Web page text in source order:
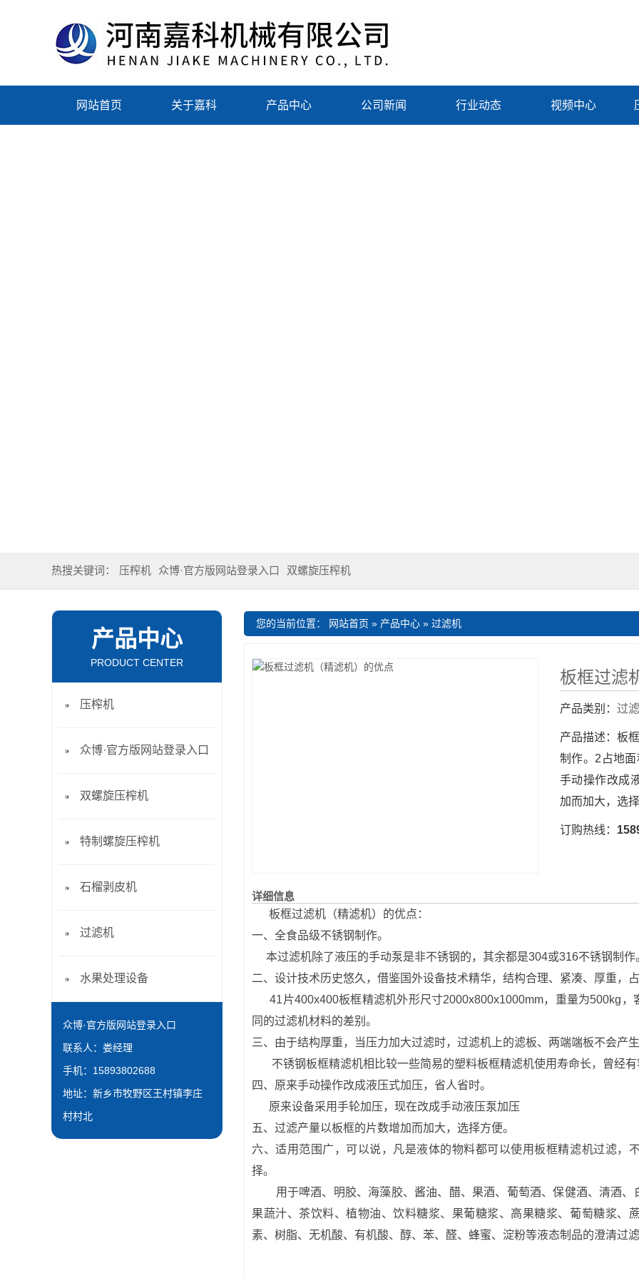
网站首页 关于嘉科 产品中心 公司新闻 行业动态 视频中心
热搜关键词： 压榨机 众博·官方版网站登录入口 双螺旋压榨机
您的当前位置： 网站首页 » 产品中心 » 过滤机
板框过滤
产品类别： 过
产品描述：板
制作。2占地
手动操作改成
加而加大，选择
订购热线：
详细信息
板框过滤机（精滤机）的优点：
一、全食品级不锈钢制作。
本过滤机除了液压的手动泵是非不锈钢的，其余都是304或316不锈钢制作
二、设计技术历史悠久，借鉴国外设备技术精华，结构合理、紧凑、厚重，
41片400x400板框精滤机外形尺寸2000x800x1000mm，重量为500kg，
同的过滤机材料的差别。
三、由于结构厚重，当压力加大过滤时，过滤机上的滤板、两端端板不会产生
不锈钢板框精滤机相比较一些简易的塑料板框精滤机使用寿命长，曾经有
四、原来手动操作改成液压式加压，省人省时。
原来设备采用手轮加压，现在改成手动液压泵加压
五、过滤产量以板框的片数增加而加大，选择方便。
六、适用范围广，可以说，凡是液体的物料都可以使用板框精滤机过滤，
择。
用于啤酒、明胶、海藻胶、酱油、醋、果酒、葡萄酒、保健酒、清酒、
果蔬汁、茶饮料、植物油、饮料糖浆、果葡糖浆、高果糖浆、葡萄糖浆、
素、树脂、无机酸、有机酸、醇、苯、醛、蜂蜜、淀粉等液态制品的澄清过滤
产品中心
PRODUCT CENTER
压榨机
众博·官方版网站登录入口
双螺旋压榨机
特制螺旋压榨机
石榴剥皮机
过滤机
水果处理设备
众博·官方版网站登录入口
联系人：娄经理
手机：15893802688
地址：新乡市牧野区王村镇李庄
村村北